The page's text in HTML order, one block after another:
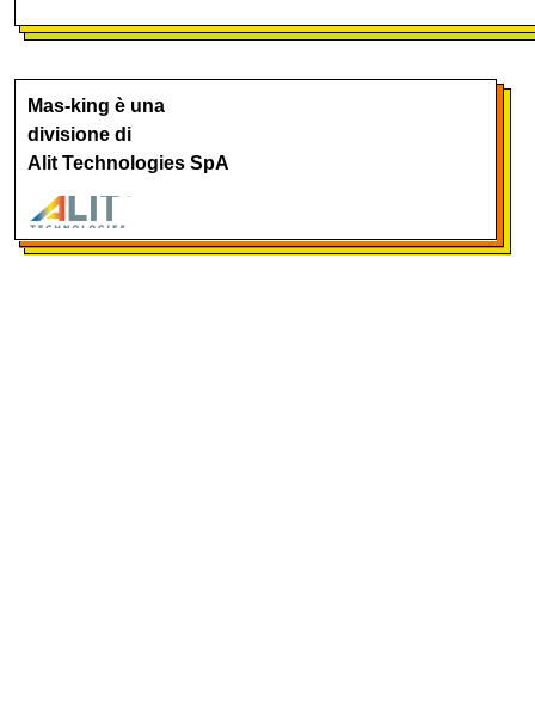
Mas-king è una
divisione di
Alit Technologies SpA